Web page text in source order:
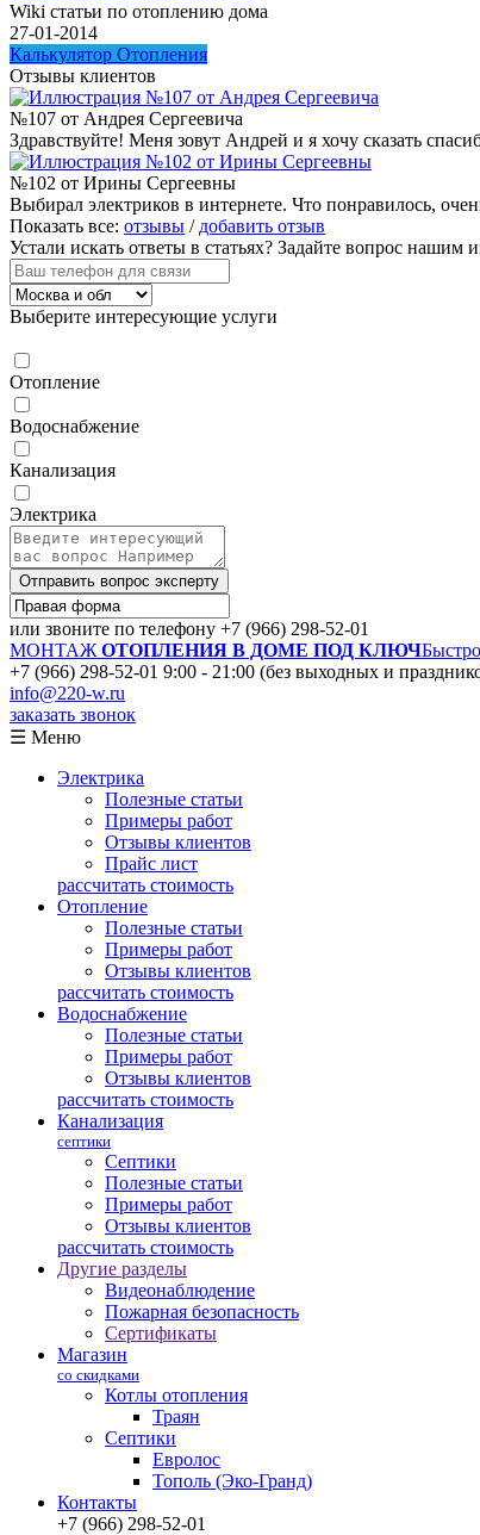
Wiki статьи по отоплению дома
27-01-2014
Калькулятор Отопления
Отзывы клиентов
№107 от Андрея Сергеевича
Здравствуйте! Меня зовут Андрей и я хочу сказать
№102 от Ирины Сергеевны
Выбирал электриков в интернете. Что понравилось,
Показать все: отзывы / добавить отзыв
Устали искать ответы в статьях? Задайте вопрос нашим
Выберите интересующие услуги
Отопление
Водоснабжение
Канализация
Электрика
Отправить вопрос эксперту
или звоните по телефону +7 (966) 298-52-01
МОНТАЖ ОТОПЛЕНИЯ В ДОМЕ ПОД КЛЮЧ
+7 (966) 298-52-01 9:00 - 21:00 (без выходных и
info@220-w.ru
заказать звонок
☰ Меню
Электрика
Полезные статьи
Примеры работ
Отзывы клиентов
Прайс лист
рассчитать стоимость
Отопление
Полезные статьи
Примеры работ
Отзывы клиентов
рассчитать стоимость
Водоснабжение
Полезные статьи
Примеры работ
Отзывы клиентов
рассчитать стоимость
Канализация
септики
Септики
Полезные статьи
Примеры работ
Отзывы клиентов
рассчитать стоимость
Другие разделы
Видеонаблюдение
Пожарная безопасность
Сертификаты
Магазин
со скидками
Котлы отопления
Траян
Септики
Евролос
Тополь (Эко-Гранд)
Контакты
+7 (966) 298-52-01